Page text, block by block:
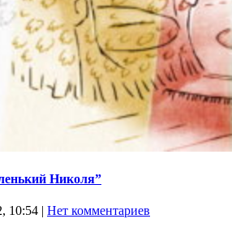
Николя”
10:54 | Нет комментариев